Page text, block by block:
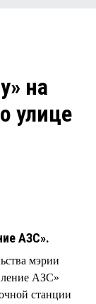
на
улице
АЗС».
мэрии
АЗС»
станции